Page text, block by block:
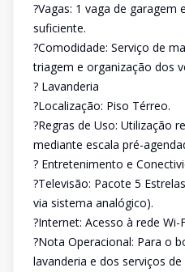
?Vagas: 1 vaga de garagem
suficiente.
?Comodidade: Serviço de
triagem e organização dos
? Lavanderia
?Localização: Piso Térreo.
?Regras de Uso: Utilização
mediante escala pré-
? Entretenimento e
?Televisão: Pacote 5
via sistema analógico).
?Internet: Acesso à rede
?Nota Operacional: Para o
lavanderia e dos serviços